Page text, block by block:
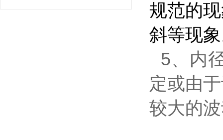
规范的
斜等现
5、内
定或由
较大的